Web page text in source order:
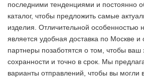
последними тенденциями и постоянно
каталог, чтобы предложить самые
изделия. Отличительной особенностью
является удобная доставка по Москве
партнеры позаботятся о том, чтобы ваш
сохранности и точно в срок. Мы
варианты отправлений, чтобы вы могли